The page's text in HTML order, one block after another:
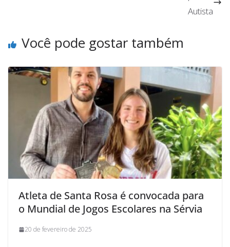
Autista
Você pode gostar também
Atleta de Santa Rosa é convocada para
o Mundial de Jogos Escolares na Sérvia
20 de fevereiro de 2025